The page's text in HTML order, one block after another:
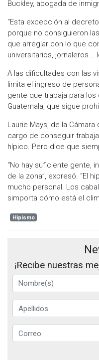
Buckley, abogada de
“Esta excepción al
porque no consiguieron
que arreglar con lo que
universitarios, jornaleros...
A las dificultades con las
limita el ingreso de
gente que trabaja para
Guatemala, que sigue
Laurie Mays, de la
cargo de conseguir
hípico. Pero dice que
“No hay suficiente gente,
de la zona”, expresó. “El
mucho personal. Los
simporta cómo está el
Hipismo
¡Recibe nuestras